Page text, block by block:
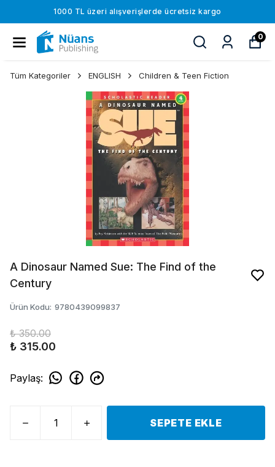
1000 TL üzeri alışverişlerde ücretsiz kargo
0
Tüm Kategoriler ENGLISH Children & Teen Fiction
A Dinosaur Named Sue: The Find of the
Century
Ürün Kodu: 9780439099837
₺ 350.00
₺ 315.00
Paylaş:
SEPETE EKLE